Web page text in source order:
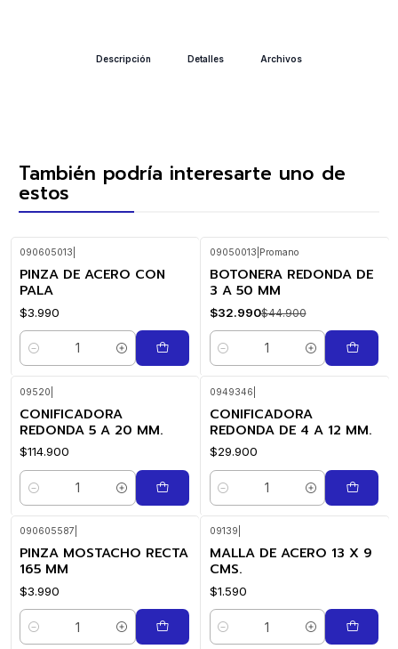
Descripción Detalles Archivos
También podría interesarte uno de
estos
090605013
PINZA DE ACERO CON
PALA
$3.990
Cantidad
-27%
OFF
09050013 Promano
BOTONERA REDONDA DE
3 A 50 MM
$32.990$44.900
Cantidad
09520
CONIFICADORA
REDONDA 5 A 20 MM.
$114.900
Cantidad
0949346
CONIFICADORA
REDONDA DE 4 A 12 MM.
$29.900
Cantidad
090605587
PINZA MOSTACHO RECTA
165 MM
$3.990
Cantidad
09139
MALLA DE ACERO 13 X 9
CMS.
$1.590
Cantidad